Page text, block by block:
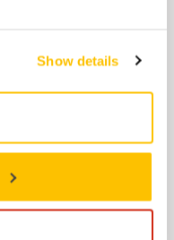
Show details
2-BANA •
dobbeltbane
• Naturstein •...